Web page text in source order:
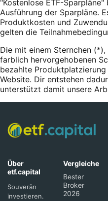
"Kostenlose ETF-
Ausführung der Sparpläne.
Produktkosten und
gelten die
Die mit einem Sternchen (*),
farblich hervorgehobenen
bezahlte
Website. Dir entstehen
unterstützt damit unsere
Über
etf.capital
Souverän
investieren.
Vergleiche
Bester
Broker
2026